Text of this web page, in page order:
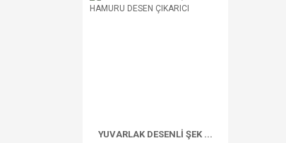
YUVARLAK DESENLİ ŞEK ...